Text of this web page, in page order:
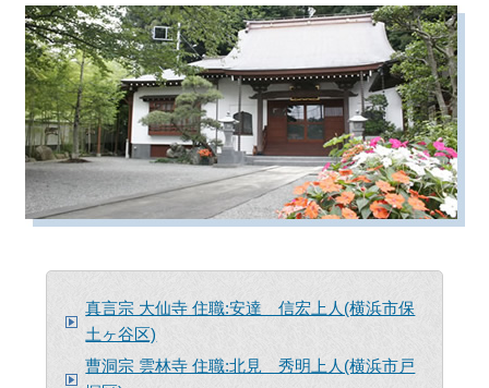
真言宗 大仙寺 住職:安達 信宏上人(横浜市保
土ヶ谷区)
曹洞宗 雲林寺 住職:北見 秀明上人(横浜市戸